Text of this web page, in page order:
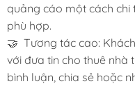
quảng cáo một cách chi
phù hợp.
🤝 Tương tác cao:
với đưa tin cho thuê nhà
bình luận, chia sẻ hoặc